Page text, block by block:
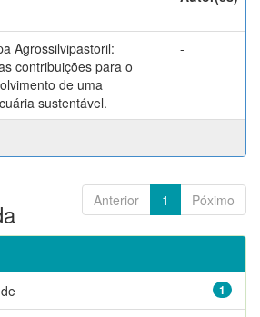
Agrossilvipastoril:
contribuições para o
de uma
sustentável.
-
Anterior 1 Póximo
1